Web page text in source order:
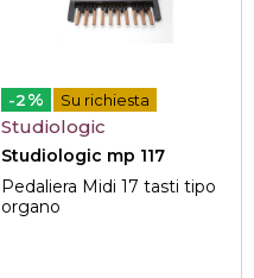
-2% Su richiesta
Studiologic
Studiologic mp 117
Pedaliera Midi 17 tasti tipo
organo